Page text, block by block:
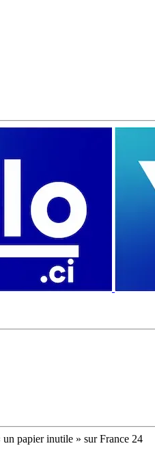
papier inutile » sur France 24